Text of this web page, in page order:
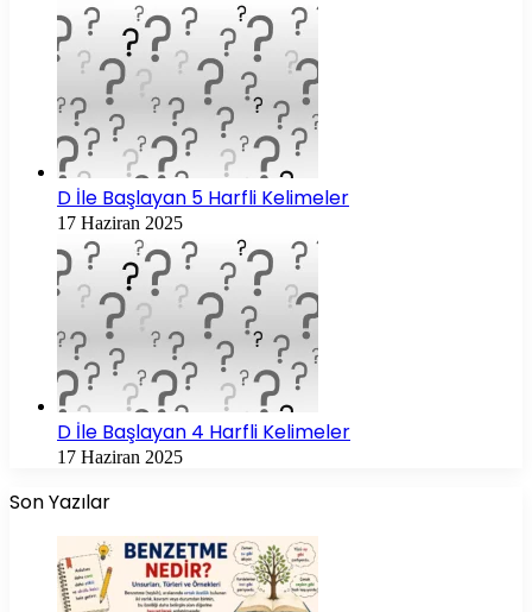
D İle Başlayan 5 Harfli Kelimeler
17 Haziran 2025
D İle Başlayan 4 Harfli Kelimeler
17 Haziran 2025
Son Yazılar